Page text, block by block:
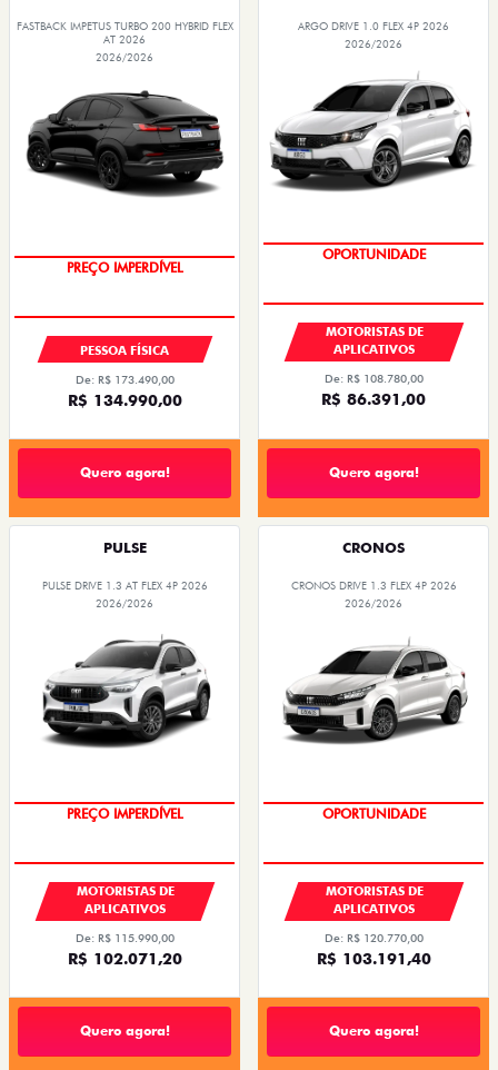
FASTBACK IMPETUS TURBO 200 HYBRID FLEX
AT 2026
2026/2026
PESSOA FÍSICA
De: R$ 173.490,00
R$ 134.990,00
Quero agora!
ARGO DRIVE 1.0 FLEX 4P 2026
2026/2026
OPORTUNIDADE
MOTORISTAS DE
APLICATIVOS
De: R$ 108.780,00
R$ 86.391,00
Quero agora!
PULSE
PULSE DRIVE 1.3 AT FLEX 4P 2026
2026/2026
PREÇO IMPERDÍVEL
MOTORISTAS DE
APLICATIVOS
De: R$ 115.990,00
R$ 102.071,20
Quero agora!
CRONOS
CRONOS DRIVE 1.3 FLEX 4P 2026
2026/2026
OPORTUNIDADE
MOTORISTAS DE
APLICATIVOS
De: R$ 120.770,00
R$ 103.191,40
Quero agora!